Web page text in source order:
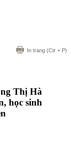
In trang (Ctr + P)
Thị Hà
học sinh